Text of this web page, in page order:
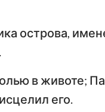
послание к
к Титу
к Евреям
острова,
в животе;
его.